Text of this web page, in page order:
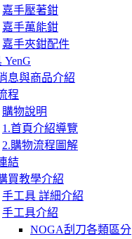
嘉手壓著鉗
嘉手萬能鉗
嘉手夾鉗配件
YenG
息與商品介紹
程
購物說明
1.首頁介紹導覽
2.購物流程圖解
結
買教學介紹
手工具 詳細介紹
手工具介紹
NOGA刮刀各類區分